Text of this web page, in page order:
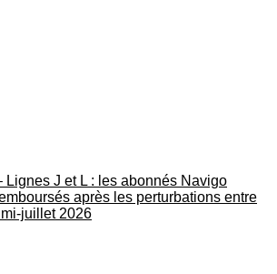
Lignes J et L : les abonnés Navigo
après les perturbations entre
juillet 2026